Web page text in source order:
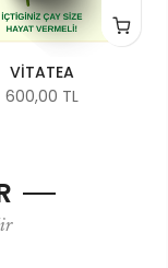
VİTATEA
600,00 TL